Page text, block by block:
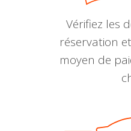
Vérifiez les
réservation
moyen de